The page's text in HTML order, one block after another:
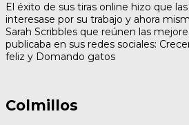
El éxito de sus tiras online hizo que
interesase por su trabajo y ahora
Sarah Scribbles que reúnen las
publicaba en sus redes sociales:
feliz y Domando gatos
Colmillos